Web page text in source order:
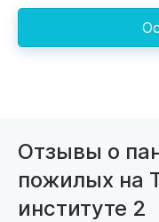
Отзывы о
пожилых на
институте 2